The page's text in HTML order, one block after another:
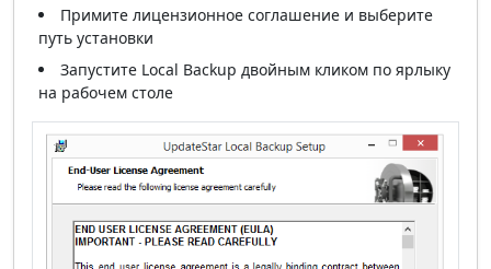
Примите лицензионное соглашение и выберите
путь установки
Запустите Local Backup двойным кликом по ярлыку
на рабочем столе